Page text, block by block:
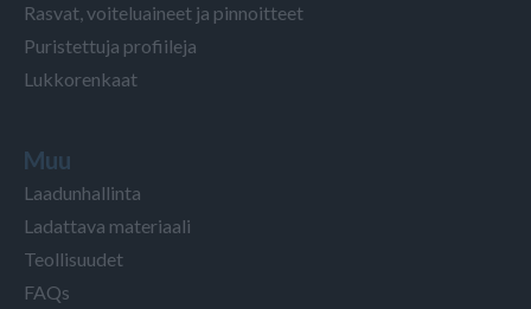
Rasvat, voiteluaineet ja pinnoitteet
Puristettuja profiileja
Lukkorenkaat
Muu
Laadunhallinta
Ladattava materiaali
Teollisuudet
FAQs